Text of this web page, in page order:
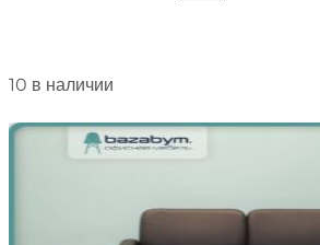
10 в наличии